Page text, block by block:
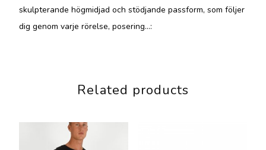
skulpterande högmidjad och stödjande passform, som följer
dig genom varje rörelse, posering…:
Related products